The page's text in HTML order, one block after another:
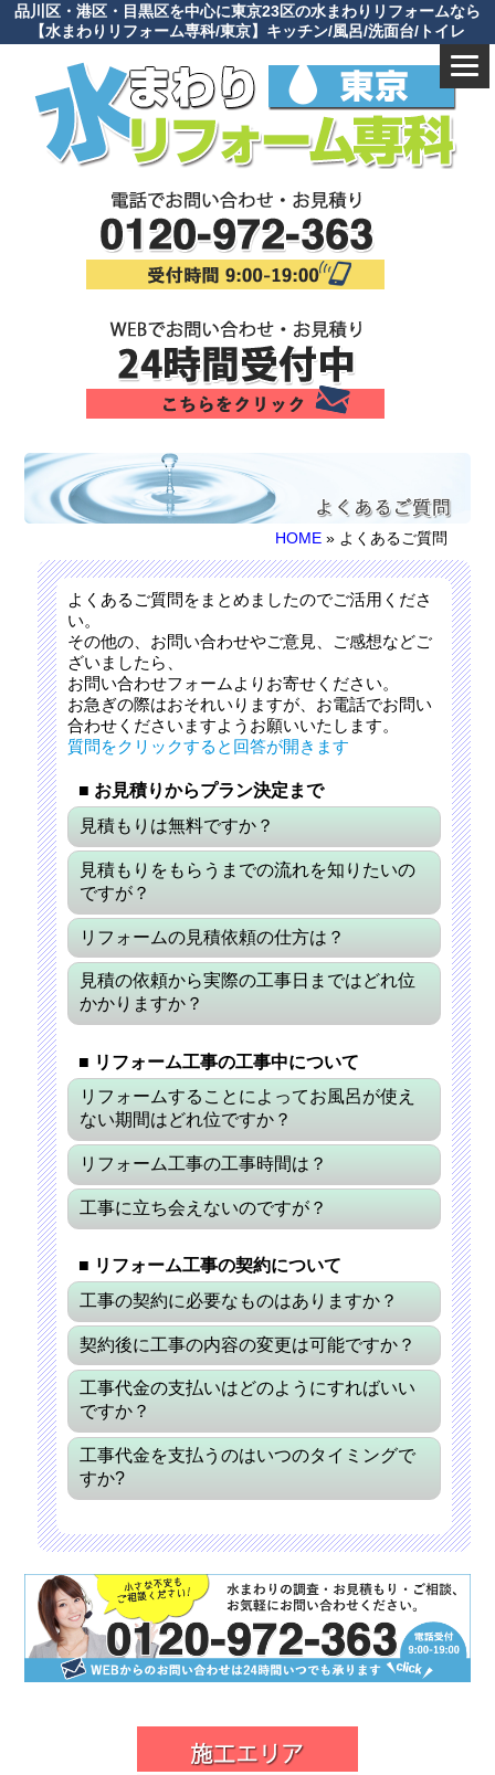
品川区・港区・目黒区を中心に東京23区の水まわりリフォームなら
【水まわりリフォーム専科/東京】キッチン/風呂/洗面台/トイレ
HOME » よくあるご質問
よくあるご質問をまとめましたのでご活用くださ
い。
その他の、お問い合わせやご意見、ご感想などご
ざいましたら、
お問い合わせフォームよりお寄せください。
お急ぎの際はおそれいりますが、お電話でお問い
合わせくださいますようお願いいたします。
質問をクリックすると回答が開きます
■ お見積りからプラン決定まで
見積もりは無料ですか？
見積もりをもらうまでの流れを知りたいの
ですが？
リフォームの見積依頼の仕方は？
見積の依頼から実際の工事日まではどれ位
かかりますか？
■ リフォーム工事の工事中について
リフォームすることによってお風呂が使え
ない期間はどれ位ですか？
リフォーム工事の工事時間は？
工事に立ち会えないのですが？
■ リフォーム工事の契約について
工事の契約に必要なものはありますか？
契約後に工事の内容の変更は可能ですか？
工事代金の支払いはどのようにすればいい
ですか？
工事代金を支払うのはいつのタイミングで
すか?